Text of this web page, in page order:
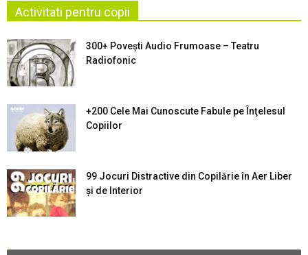
Activitati pentru copii
300+ Povești Audio Frumoase – Teatru
Radiofonic
+200 Cele Mai Cunoscute Fabule pe Înţelesul
Copiilor
99 Jocuri Distractive din Copilărie în Aer Liber
şi de Interior